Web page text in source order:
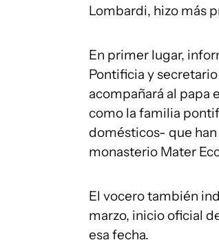
Lombardi, hizo más
En primer lugar,
Pontificia y
acompañará al papa
como la familia
domésticos- que han
monasterio Mater
El vocero también
marzo, inicio oficial
esa fecha.